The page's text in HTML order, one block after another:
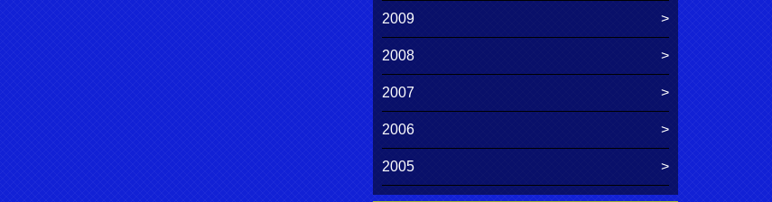
2009
2008
2007
2006
2005